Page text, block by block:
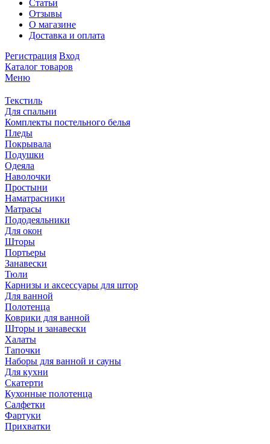
Статьи
Отзывы
О магазине
Доставка и оплата
Регистрация Вход
Каталог товаров
Меню
Текстиль
Для спальни
Комплекты постельного белья
Пледы
Покрывала
Подушки
Одеяла
Наволочки
Простыни
Наматрасники
Матрасы
Пододеяльники
Для окон
Шторы
Портьеры
Занавески
Тюли
Карнизы и аксессуары для штор
Для ванной
Полотенца
Коврики для ванной
Шторы и занавески
Халаты
Тапочки
Наборы для ванной и сауны
Для кухни
Скатерти
Кухонные полотенца
Салфетки
Фартуки
Прихватки